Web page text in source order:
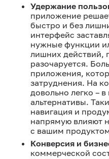
Удержание
приложение
быстро и без
интерфейс
нужные функции
лишних действий,
разочаруется.
приложения,
затруднения. На
довольно легко –
альтернативы.
навигация и
напрямую влияют
с вашим
Конверсия и
коммерческой